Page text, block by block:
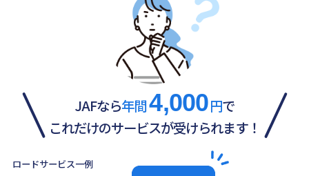
JAFなら年間4,000円で
これだけのサービスが受けられます！
ロードサービス一例